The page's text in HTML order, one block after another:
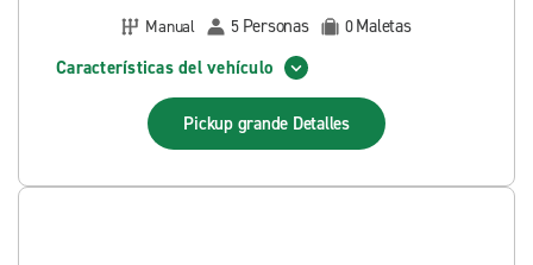
Manual
5 Personas 0Maletas
Características del vehículo
Pickup grande Detalles